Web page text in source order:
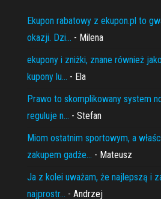
Ekupon rabatowy z ekupon.pl to
okazji. Dzi... - Milena
ekupony i zniżki, znane również
kupony lu... - Ela
Prawo to skomplikowany system
reguluje n... - Stefan
Miom ostatnim sportowym, a
zakupem gadże... - Mateusz
Ja z kolei uważam, że najlepszą i
najprostr... - Andrzej